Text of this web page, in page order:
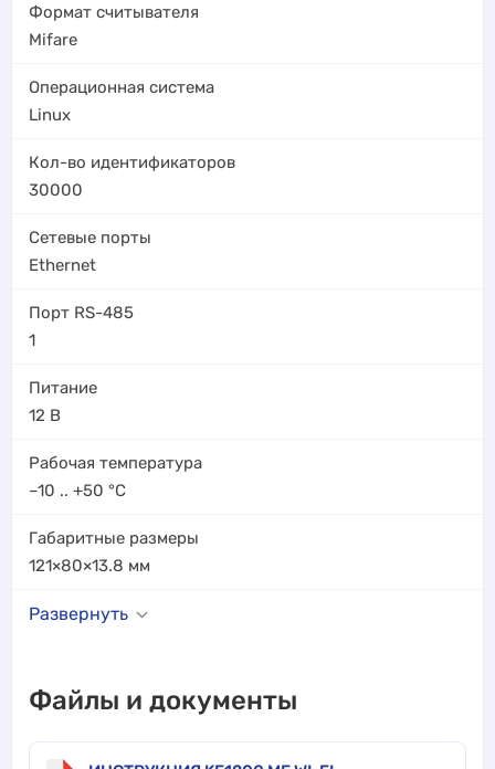
Формат считывателя
Mifare
Операционная система
Linux
Кол-во идентификаторов
30000
Сетевые порты
Ethernet
Порт RS-485
1
Питание
12 В
Рабочая температура
–10 .. +50 °C
Габаритные размеры
121×80×13.8 мм
Развернуть
Файлы и документы